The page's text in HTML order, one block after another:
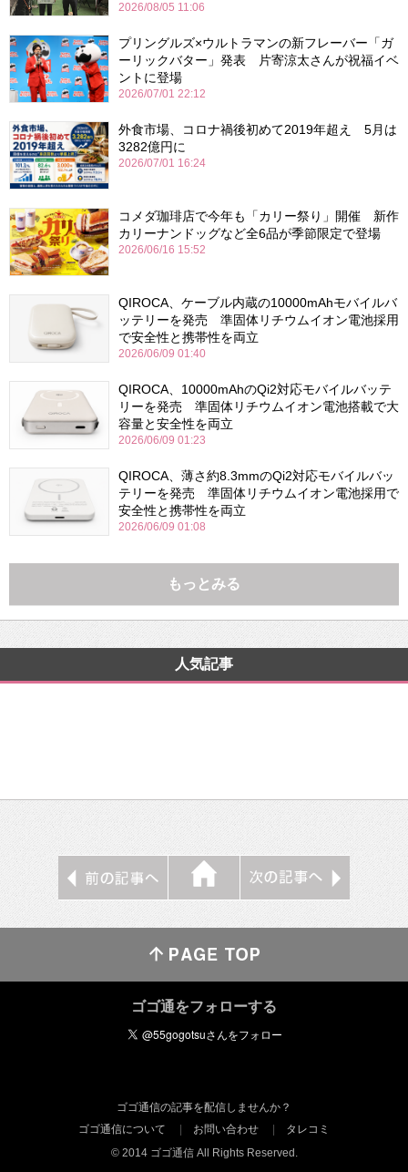
2026/08/05 11:06
プリングルズ×ウルトラマンの新フレーバー「ガ
ーリックバター」発表 片寄涼太さんが祝福イベ
ントに登場
2026/07/01 22:12
外食市場、コロナ禍後初めて2019年超え 5月は
3282億円に
2026/07/01 16:24
コメダ珈琲店で今年も「カリー祭り」開催 新作
カリーナンドッグなど全6品が季節限定で登場
2026/06/16 15:52
QIROCA、ケーブル内蔵の10000mAhモバイルバ
ッテリーを発売 準固体リチウムイオン電池採用
で安全性と携帯性を両立
2026/06/09 01:40
QIROCA、10000mAhのQi2対応モバイルバッテ
リーを発売 準固体リチウムイオン電池搭載で大
容量と安全性を両立
2026/06/09 01:23
QIROCA、薄さ約8.3mmのQi2対応モバイルバッ
テリーを発売 準固体リチウムイオン電池採用で
安全性と携帯性を両立
2026/06/09 01:08
もっとみる
人気記事
ゴゴ通をフォローする
ゴゴ通信の記事を配信しませんか？
ゴゴ通信について
お問い合わせ
タレコミ
© 2014 ゴゴ通信 All Rights Reserved.